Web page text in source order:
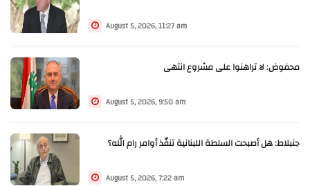
August 5, 2026, 11:27 am
محفوض: لا تراهنوا على مشروع انتهى
August 5, 2026, 9:50 am
جنبلاط: هل أصبحت السلطة اللبنانية تنفّذ أوامر رام الله؟
August 5, 2026, 7:22 am